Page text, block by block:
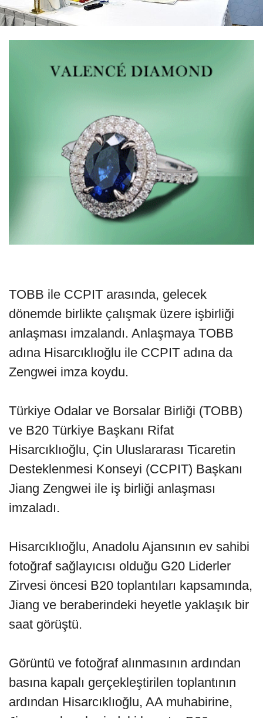
TOBB ile CCPIT arasında, gelecek
dönemde birlikte çalışmak üzere işbirliği
anlaşması imzalandı. Anlaşmaya TOBB
adına Hisarcıklıoğlu ile CCPIT adına da
Zengwei imza koydu.
Türkiye Odalar ve Borsalar Birliği (TOBB)
ve B20 Türkiye Başkanı Rifat
Hisarcıklıoğlu, Çin Uluslararası Ticaretin
Desteklenmesi Konseyi (CCPIT) Başkanı
Jiang Zengwei ile iş birliği anlaşması
imzaladı.
Hisarcıklıoğlu, Anadolu Ajansının ev sahibi
fotoğraf sağlayıcısı olduğu G20 Liderler
Zirvesi öncesi B20 toplantıları kapsamında,
Jiang ve beraberindeki heyetle yaklaşık bir
saat görüştü.
Görüntü ve fotoğraf alınmasının ardından
basına kapalı gerçekleştirilen toplantının
ardından Hisarcıklıoğlu, AA muhabirine,